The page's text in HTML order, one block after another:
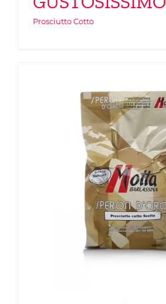
Prosciutto Cotto